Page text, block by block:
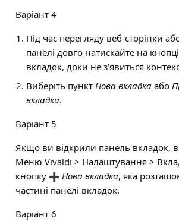
Варіант 4
Під час перегляду веб-сторінки
панелі довго натискайте на
вкладок, доки не з’явиться
Виберіть пункт Нова вкладка або
вкладка.
Варіант 5
Якщо ви відкрили панель вкладок,
Меню Vivaldi > Налаштування >
кнопку
Нова вкладка, яка
частині панелі вкладок.
Варіант 6